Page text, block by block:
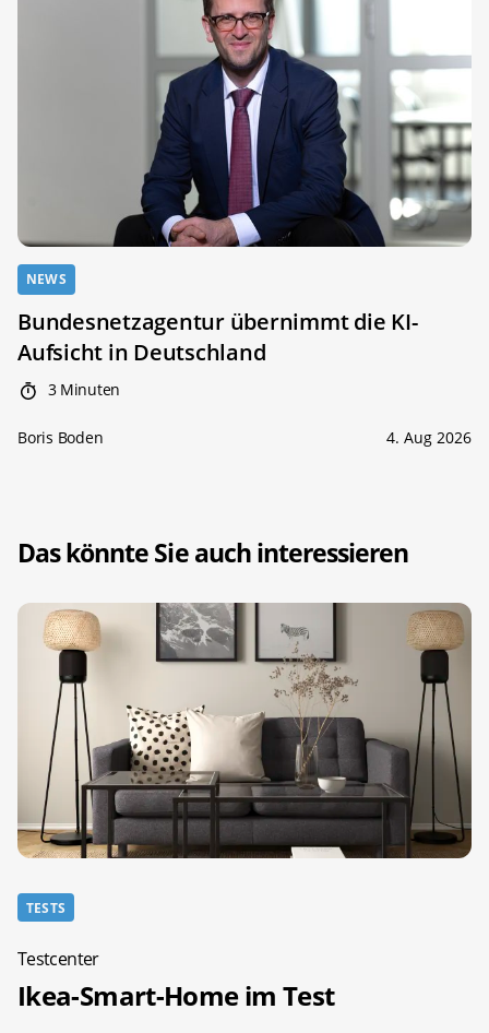
NEWS
Bundesnetzagentur übernimmt die KI-
Aufsicht in Deutschland
3 Minuten
Boris Boden 4. Aug 2026
Das könnte Sie auch interessieren
TESTS
Testcenter
Ikea-Smart-Home im Test